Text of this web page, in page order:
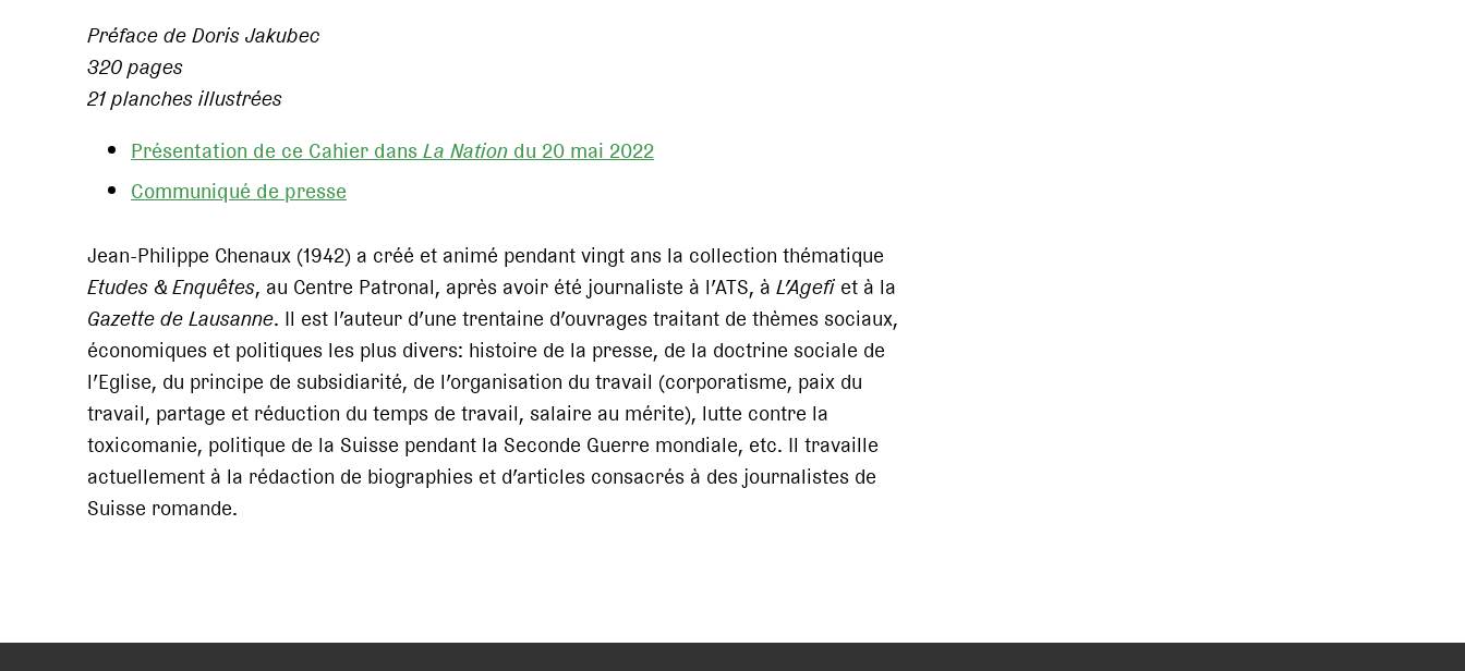
Préface de Doris Jakubec
320 pages
21 planches illustrées
Présentation de ce Cahier dansLa Nationdu 20 mai 2022
Communiqué de presse
Jean-Philippe Chenaux (1942) a créé et animé pendant vingt ans la collection thématique
Etudes & Enquêtes, au Centre Patronal, après avoir été journaliste à l’ATS, à L’Agefi et à la
Gazette de Lausanne. Il est l’auteur d’une trentaine d’ouvrages traitant de thèmes sociaux,
économiques et politiques les plus divers: histoire de la presse, de la doctrine sociale de
l’Eglise, du principe de subsidiarité, de l’organisation du travail (corporatisme, paix du
travail, partage et réduction du temps de travail, salaire au mérite), lutte contre la
toxicomanie, politique de la Suisse pendant la Seconde Guerre mondiale, etc. Il travaille
actuellement à la rédaction de biographies et d’articles consacrés à des journalistes de
Suisse romande.